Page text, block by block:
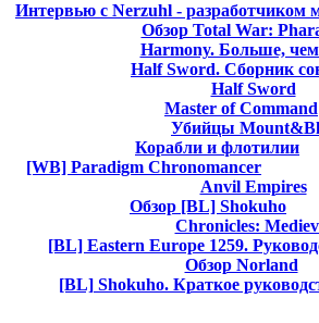
Интервью с Nerzuhl - разработчиком
Обзор Total War:
Harmony. Больше,
Half Sword. Сборник
Half Sword
Master of Command
Убийцы
Корабли и флотилии
[WB] Paradigm Chronomancer
Anvil Empires
Обзор [BL] Shokuho
Chronicles:
[BL] Eastern Europe 1259.
Обзор Norland
[BL] Shokuho. Краткое